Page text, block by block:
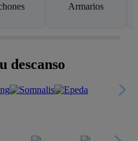
Armarios
descanso